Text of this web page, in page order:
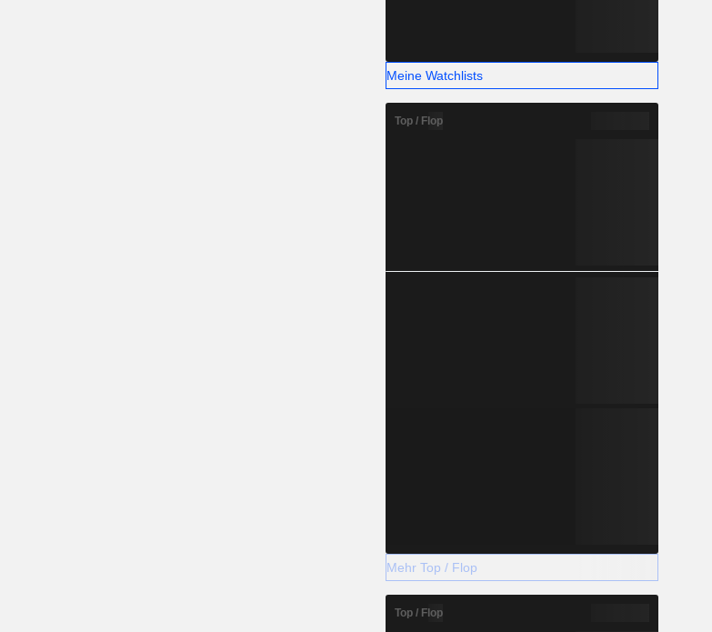
Meine Watchlists
Top / Flop
Mehr Top / Flop
Top / Flop